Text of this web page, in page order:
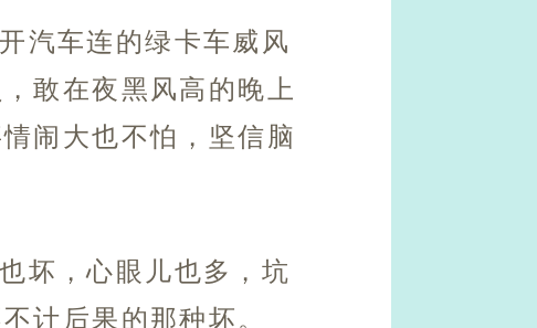
汽车连的绿卡车威风
敢在夜黑风高的晚上
闹大也不怕，坚信脑
坏，心眼儿也多，坑
计后果的那种坏。